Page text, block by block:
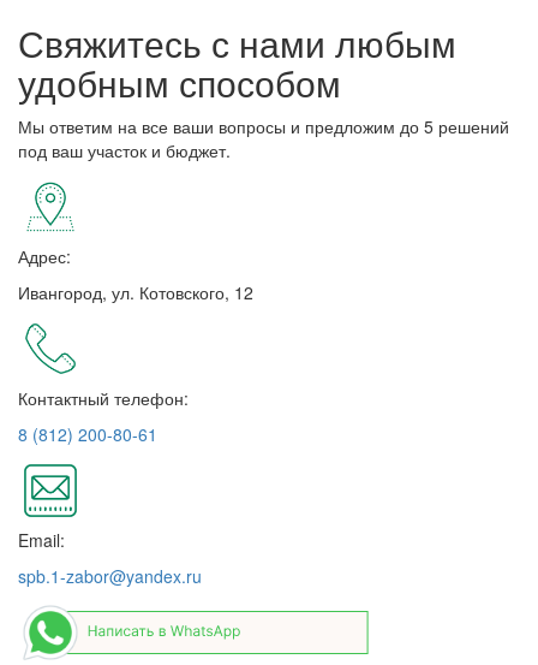
Свяжитесь с нами любым
удобным способом
Мы ответим на все ваши вопросы и предложим до 5 решений
под ваш участок и бюджет.
Адрес:
Ивангород, ул. Котовского, 12
Контактный телефон:
8 (812) 200-80-61
Email:
spb.1-zabor@yandex.ru